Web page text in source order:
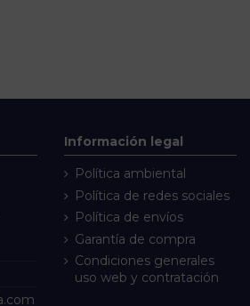
Información legal
Política ambiental
Política de redes sociales
Política de envíos
Garantía de compra
Condiciones generales
uso web y contratación